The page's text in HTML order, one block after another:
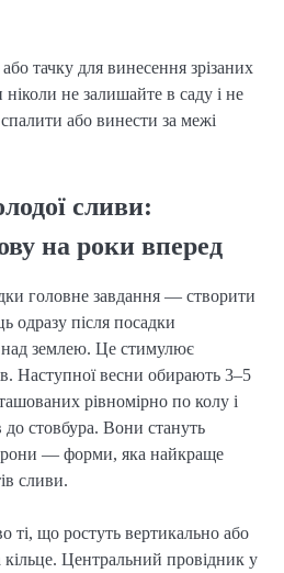
тачку для винесення зрізаних
ніколи не залишайте в саду і не
або винести за межі
сливи:
на роки вперед
головне завдання — створити
одразу після посадки
землею. Це стимулює
Наступної весни обирають 3–5
рівномірно по колу і
до стовбура. Вони стануть
— форми, яка найкраще
сливи.
ті, що ростуть вертикально або
Центральний провідник у